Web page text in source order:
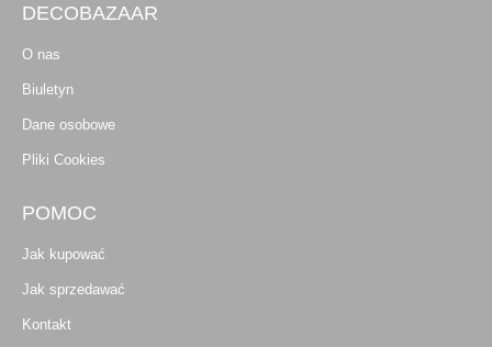
DECOBAZAAR
O nas
Biuletyn
Dane osobowe
Pliki Cookies
POMOC
Jak kupować
Jak sprzedawać
Kontakt